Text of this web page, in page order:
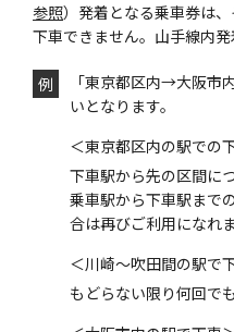
参照）発着となる乗車券は
下車できません。山手線内発
例
「東京都区内→大阪市
いとなります。
＜東京都区内の駅での
下車駅から先の区間に
乗車駅から下車駅まで
合は再びご利用になれま
＜川崎～吹田間の駅で
もどらない限り何回で